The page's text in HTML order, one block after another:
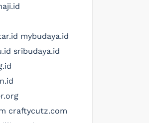
mybudaya.id
sribudaya.id
craftycutz.com